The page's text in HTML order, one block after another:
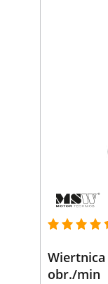
Wiertnica
obr./min